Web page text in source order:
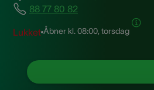
88 77 80 82
Lukket Åbner kl.08:00, torsdag